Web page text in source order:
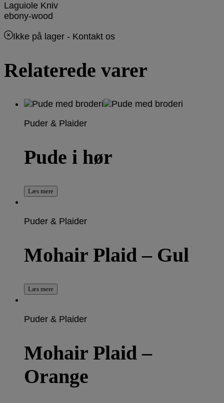
Laguiole Kniv
ebony-wood
Ikke på lager - Kontakt os
Relaterede varer
Puder & Plaider
Pude i hør
Læs mere
Puder & Plaider
Mohair Plaid – Gul
Læs mere
Puder & Plaider
Mohair Plaid –
Orange